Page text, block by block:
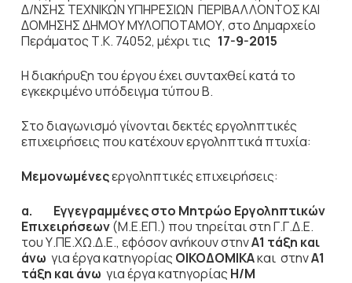
Δ/ΝΣΗΣ ΤΕΧΝΙΚΩΝ ΥΠΗΡΕΣΙΩΝ ΠΕΡΙΒΑΛΛΟΝΤΟΣ ΚΑΙ
ΔΟΜΗΣΗΣ ΔΗΜΟΥ ΜΥΛΟΠΟΤΑΜΟΥ, στο Δημαρχείο
Περάματος Τ.Κ. 74052, μέχρι τις 17-9-2015
Η διακήρυξη του έργου έχει συνταχθεί κατά το
εγκεκριμένο υπόδειγμα τύπου Β.
Στο διαγωνισμό γίνονται δεκτές εργοληπτικές
επιχειρήσεις που κατέχουν εργοληπτικά πτυχία:
Μεμονωμένεςεργοληπτικές επιχειρήσεις:
α.
Εγγεγραμμένες στο Μητρώο Εργοληπτικών
Επιχειρήσεων(Μ.Ε.ΕΠ.) που τηρείται στη Γ.Γ.Δ.Ε.
του Υ.ΠΕ.ΧΩ.Δ.Ε., εφόσον ανήκουν στηνΑ1 τάξη και
άνω για έργα κατηγορίας ΟΙΚΟΔΟΜΙΚΑκαι στηνΑ1
τάξη και άνω για έργα κατηγορίας Η/Μ